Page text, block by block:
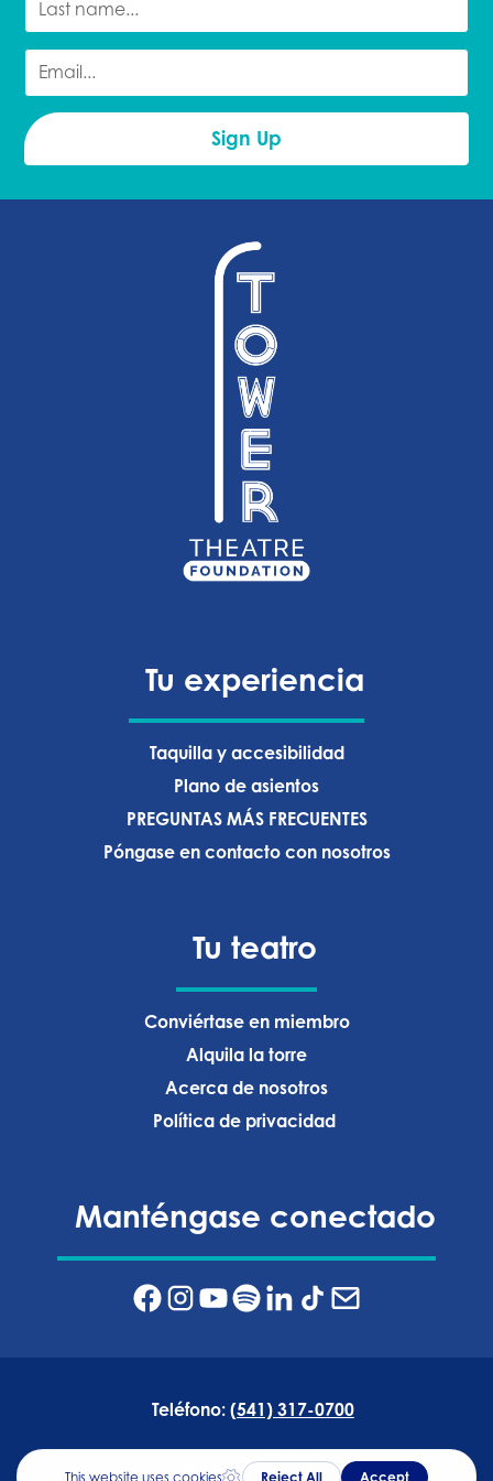
Tu experiencia
Taquilla y accesibilidad
Plano de asientos
PREGUNTAS MÁS FRECUENTES
Póngase en contacto con nosotros
Tu teatro
Conviértase en miembro
Alquila la torre
Acerca de nosotros
Política de privacidad ‍
Manténgase conectado
Teléfono: (541) 317-0700
Dirección:835 NW Wall Street, Bend, Oregón 97703